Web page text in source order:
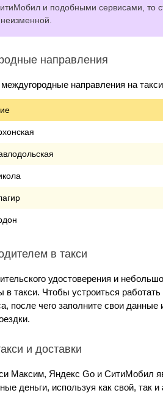
и подобными сервисами, то
направления
направления на такси
в такси
удостоверения и
в такси. Чтобы устроиться
после чего заполните свои
и доставки
Максим, Яндекс Go и СитиМобил
деньги, используя как свой,